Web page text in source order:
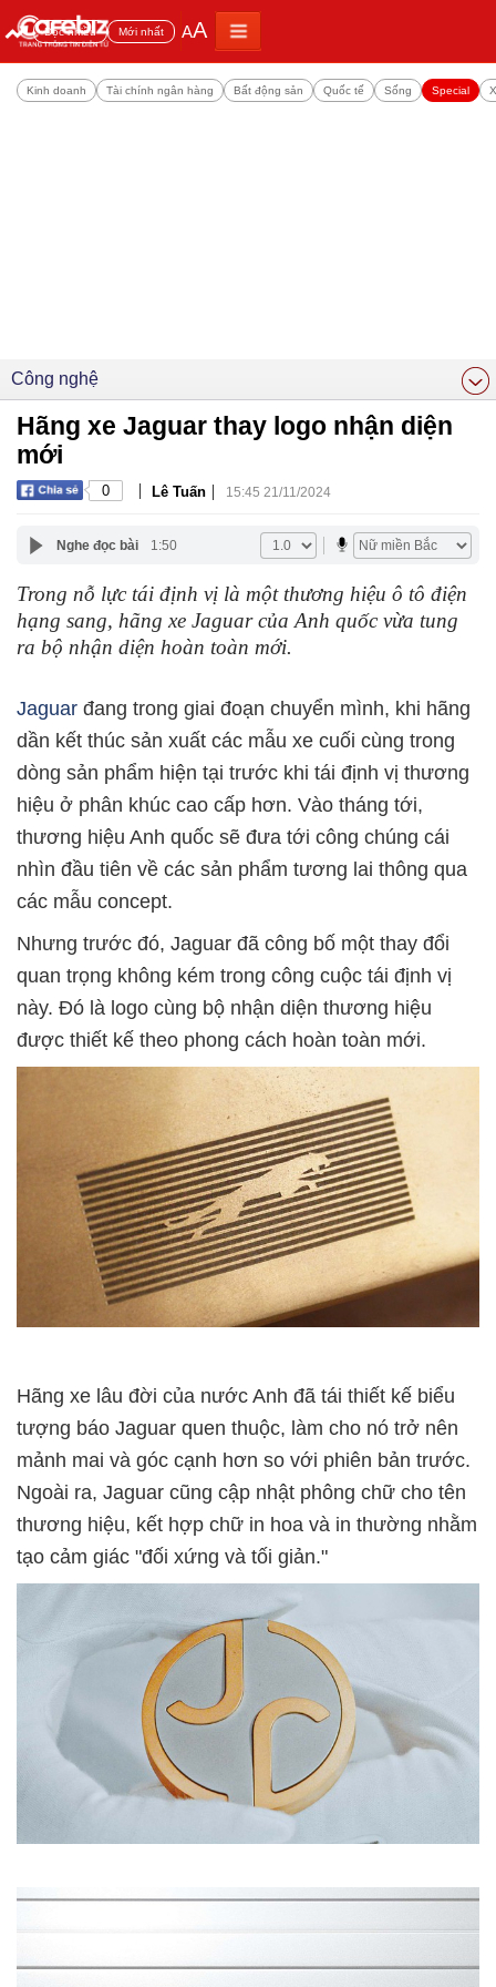
Đọc nhiều Mới nhất AA
Kinh doanh Tài chính ngân hàng Bất động sản Quốc tế Sống Special
Công nghệ
Hãng xe Jaguar thay logo nhận diện
mới
0 | Lê Tuấn | 15:45 21/11/2024
Nghe đọc bài 1:50
Trong nỗ lực tái định vị là một thương hiệu ô tô điện
hạng sang, hãng xe Jaguar của Anh quốc vừa tung
ra bộ nhận diện hoàn toàn mới.
Jaguar đang trong giai đoạn chuyển mình, khi hãng
dần kết thúc sản xuất các mẫu xe cuối cùng trong
dòng sản phẩm hiện tại trước khi tái định vị thương
hiệu ở phân khúc cao cấp hơn. Vào tháng tới,
thương hiệu Anh quốc sẽ đưa tới công chúng cái
nhìn đầu tiên về các sản phẩm tương lai thông qua
các mẫu concept.
Nhưng trước đó, Jaguar đã công bố một thay đổi
quan trọng không kém trong công cuộc tái định vị
này. Đó là logo cùng bộ nhận diện thương hiệu
được thiết kế theo phong cách hoàn toàn mới.
Hãng xe lâu đời của nước Anh đã tái thiết kế biểu
tượng báo Jaguar quen thuộc, làm cho nó trở nên
mảnh mai và góc cạnh hơn so với phiên bản trước.
Ngoài ra, Jaguar cũng cập nhật phông chữ cho tên
thương hiệu, kết hợp chữ in hoa và in thường nhằm
tạo cảm giác "đối xứng và tối giản."